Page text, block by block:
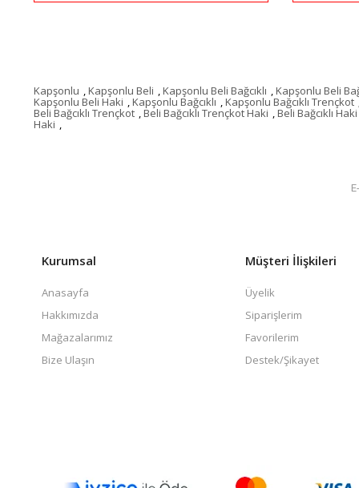
Kapşonlu ,Kapşonlu Beli ,Kapşonlu Beli Bağcıklı ,Kapşonlu Beli
Kapşonlu Beli Haki ,Kapşonlu Bağcıklı ,Kapşonlu Bağcıklı Trençkot
Beli Bağcıklı Trençkot ,Beli Bağcıklı Trençkot Haki ,Beli Bağcıklı Haki
Haki ,
Kurumsal
Anasayfa
Hakkımızda
Mağazalarımız
Bize Ulaşın
Müşteri İlişkileri
Üyelik
Siparişlerim
Favorilerim
Destek/Şikayet